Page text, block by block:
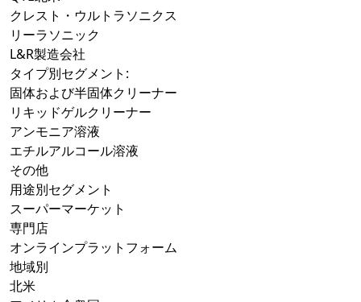
クレスト・ウルトラソニクス
リーラソニック
L&R製造会社
タイプ別セグメント:
固体および半固体クリーナー
リキッドゲルクリーナー
アンモニア溶液
エチルアルコール溶液
その他
用途別セグメント
スーパーマーケット
専門店
オンラインプラットフォーム
地域別
北米